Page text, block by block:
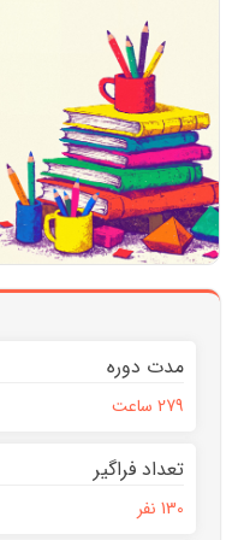
مدت دوره
279 ساعت
تعداد فراگیر
130 نفر